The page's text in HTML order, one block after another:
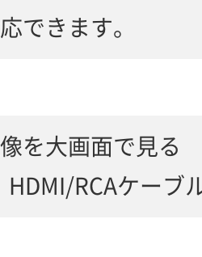
できます。
を大画面で見る
RCAケーブ